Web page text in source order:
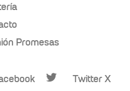
Promesas
Twitter X